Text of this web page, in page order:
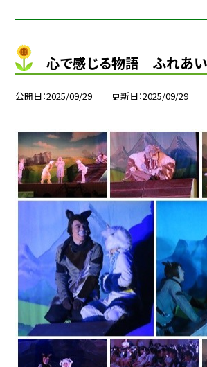
心で感じる物語 ふれあ
公開日 2025/09/29 更新日 2025/09/29